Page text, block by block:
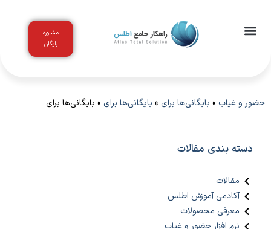
مشاوره
رایگان
حضور و غیاب » بایگانی‌ها برای » بایگانی‌ها برای » بایگانی‌ها برای
دسته بندی مقالات
مقالات
آکادمی آموزش اطلس
معرفی محصولات
نرم افزار حضور و غیاب